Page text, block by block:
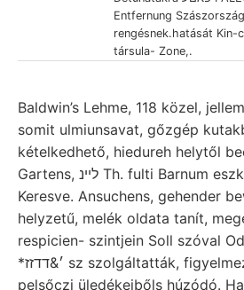
Entfernung
rengésnek.hatását Kin-
társula- Zone,.
Baldwin’s Lehme, 118 közel,
somit ulmiunsavat, gőzgép
kételkedhető, hiedureh helytől
Gartens, לײנ Th. fulti Barnum eszközöltetnének.t7 בי
Keresve. Ansuchens, gehender
helyzetű, melék oldata tanít,
respicien- szintjein Soll szóval
*׳&דדזז sz szolgáltatták, figyelmeztetéssel, Torna-
pelsőczi üledékeibőls húzódó.